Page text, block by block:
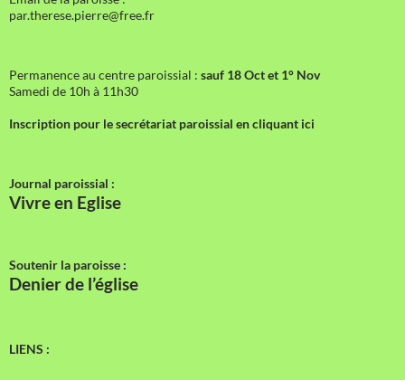
par.therese.pierre@free.fr
Permanence au centre paroissial : sauf 18 Oct et 1° Nov
Samedi de 10h à 11h30
Inscription pour le secrétariat paroissial en cliquant ici
Journal paroissial :
Vivre en Eglise
Soutenir la paroisse :
Denier de l’église
LIENS :